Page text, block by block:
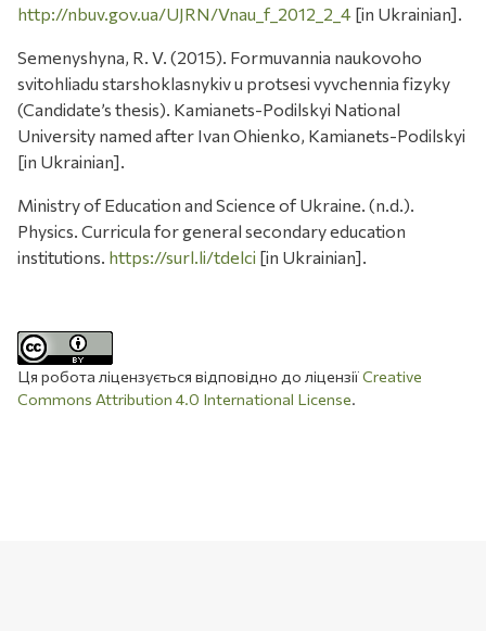
http://nbuv.gov.ua/UJRN/Vnau_f_2012_2_4 [in Ukrainian].
Semenyshyna, R. V. (2015). Formuvannia naukovoho
svitohliadu starshoklasnykiv u protsesi vyvchennia fizyky
(Candidate’s thesis). Kamianets-Podilskyi National
University named after Ivan Ohienko, Kamianets-Podilskyi
[in Ukrainian].
Ministry of Education and Science of Ukraine. (n.d.).
Physics. Curricula for general secondary education
institutions. https://surl.li/tdelci [in Ukrainian].
Ця робота ліцензується відповідно до ліцензіїCreative
Commons Attribution 4.0 International License.